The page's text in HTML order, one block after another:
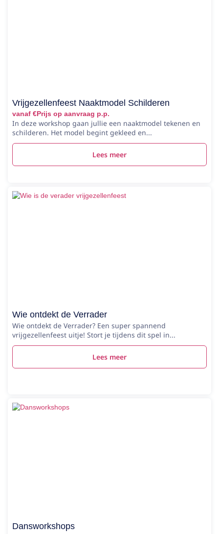
Vrijgezellenfeest Naaktmodel Schilderen
vanaf €Prijs op aanvraag p.p.
In deze workshop gaan jullie een naaktmodel tekenen en
schilderen. Het model begint gekleed en...
Lees meer
Wie ontdekt de Verrader
Wie ontdekt de Verrader? Een super spannend
vrijgezellenfeest uitje! Stort je tijdens dit spel in...
Lees meer
Dansworkshops